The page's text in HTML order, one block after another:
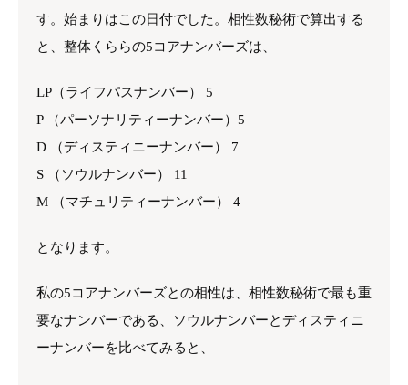
す。始まりはこの日付でした。相性数秘術で算出する
と、整体くららの5コアナンバーズは、
LP（ライフパスナンバー） 5
P （パーソナリティーナンバー）5
D （ディスティニーナンバー） 7
S （ソウルナンバー） 11
M （マチュリティーナンバー） 4
となります。
私の5コアナンバーズとの相性は、相性数秘術で最も重
要なナンバーである、ソウルナンバーとディスティニ
ーナンバーを比べてみると、